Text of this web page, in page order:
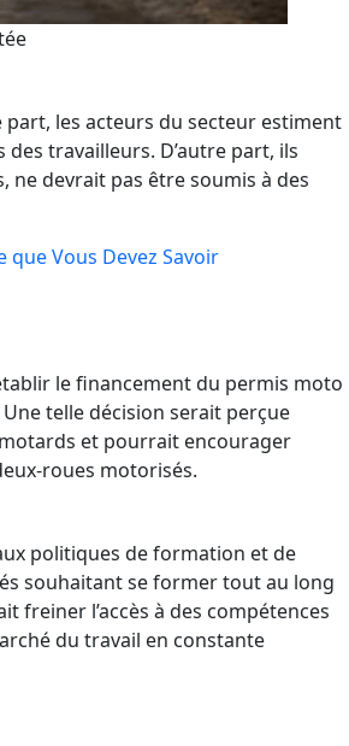
part, les acteurs du secteur estiment
travailleurs. D’autre part, ils
ne devrait pas être soumis à des
que Vous Devez Savoir
le financement du permis moto
telle décision serait perçue
et pourrait encourager
roues motorisés.
politiques de formation et de
souhaitant se former tout au long
freiner l’accès à des compétences
du travail en constante